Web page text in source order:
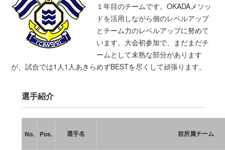
１年目のチームです。OKADAメソッ
ドを活用しながら個のレベルアップ
とチーム力のレベルアップに努めて
います。大会初参加で、まだまだチ
ームとして未熟な部分があります
が、試合では1人1人あきらめずBESTを尽くして頑張ります。
選手紹介
No. Pos. 選手名 前所属チーム